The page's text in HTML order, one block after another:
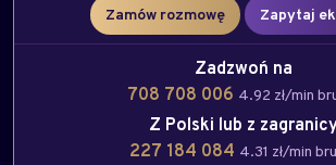
Zamów rozmowę Zapytaj
Zadzwoń na
708 708 006 4.92 zł/min
Z Polski lub z
227 184 084 4.31 zł/min